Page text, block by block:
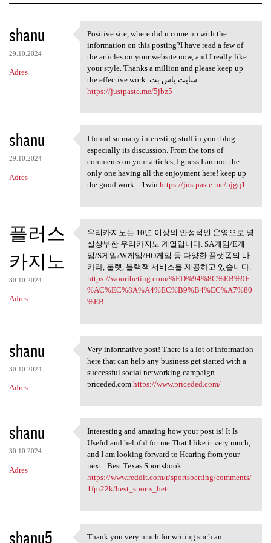
K
o
m
e
r
z
e
shanu
29.10.2024
Adres
Positive site, where did u
Positive site, where did u come up with the
information on this posting?I have read a few of
the articles on your website now, and I really like
your style. Thanks a million and please keep up
the effective work. سایت یاس بت
https://justpaste.me/5jbz5
shanu
29.10.2024
Adres
I found so many interesting
I found so many interesting stuff in your blog
especially its discussion. From the tons of
comments on your articles, I guess I am not the
only one having all the enjoyment here! keep up
the good work... 1win https://justpaste.me/5jgq1
플러스
카지노
30.10.2024
Adres
우리카지노는 10년 이상의 안정적
인 운영으로
우리카지노는 10년 이상의 안정적인 운영으로 명
실상부한 우리카지노 계열입니다. SA게임/E게
임/S게임/W게임/HO게임 등 다양한 플랫폼의 바
카라, 룰렛, 블랙잭 서비스를 제공하고 있습니다.
https://wooribeting.com/%ED%94%8C%EB%9F
%AC%EC%8A%A4%EC%B9%B4%EC%A7%80
%EB...
shanu
30.10.2024
Adres
Very informative post! There
Very informative post! There is a lot of information
here that can help any business get started with a
successful social networking campaign.
priceded.com https://www.priceded.com/
shanu
30.10.2024
Adres
Interesting and amazing how
Interesting and amazing how your post is! It Is
Useful and helpful for me That I like it very much,
and I am looking forward to Hearing from your
next.. Best Texas Sportsbook
https://www.reddit.com/r/sportsbetting/comments/
1fpi22k/best_sports_bett...
shanu5 Thank you very much for writing such an